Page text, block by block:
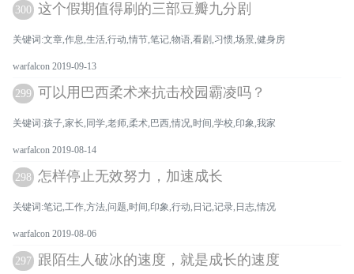
300 这个假期值得刷的三部豆瓣九分剧
关键词:文章,作息,生活,行动,情节,笔记,物语,看剧,习惯,场景,健身房
warfalcon 2019-09-13
299 可以用巴西柔术来抗击校园霸凌吗？
关键词:孩子,家长,同学,老师,柔术,巴西,情况,时间,学校,印象,我家
warfalcon 2019-08-14
298 怎样停止无效努力，加速成长
关键词:笔记,工作,方法,问题,时间,印象,行动,日记,记录,日志,情况
warfalcon 2019-08-06
297 跟陌生人破冰的速度，就是成长的速度